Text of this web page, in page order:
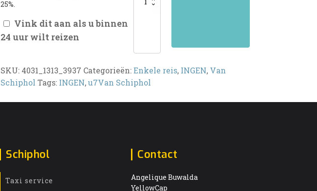
25%.
Vink dit aan als u binnen
24 uur wilt reizen
SKU: 4031_1313_3937 Categorieën:Enkele reis, INGEN, Van
Schiphol Tags: INGEN,u7Van Schiphol
Schiphol
Taxi service
Contact
Angelique Buwalda
YellowCap